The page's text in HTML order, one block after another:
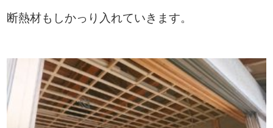
断熱材もしかっり入れていきます。